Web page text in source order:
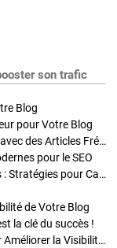
son trafic
Blog
pour Votre Blog
Stratégies de Publication : Boostez Votre Blog avec des Articles Fréquents et Exclusifs
pour le SEO
Enrichir Vos Articles avec des Contenus Riches : Stratégies pour Captiver et Optimiser
de Votre Blog
la clé du succès !
Optimisation SEO des Articles : Stratégies pour Améliorer la Visibilité de Votre Blog